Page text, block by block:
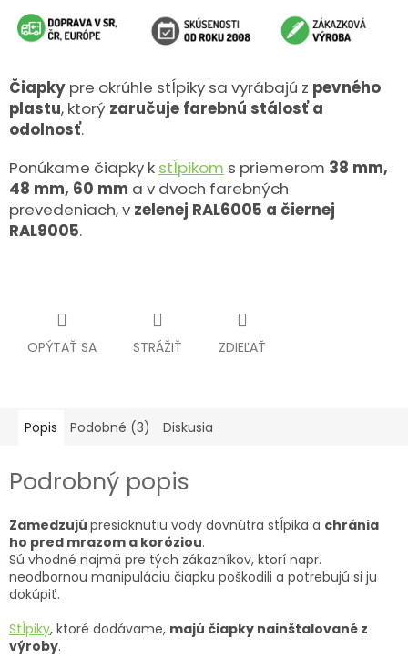
Čiapky pre okrúhle stĺpiky sa vyrábajú z pevného
plastu, ktorý zaručuje farebnú stálosť a
odolnosť.
Ponúkame čiapky k stĺpikom s priemerom 38 mm,
48 mm, 60 mm a v dvoch farebných
prevedeniach, v zelenej RAL6005 a čiernej
RAL9005.
OPÝTAŤ SA STRÁŽIŤ ZDIEĽAŤ
Popis Podobné (3) Diskusia
Podrobný popis
Zamedzujú presiaknutiu vody dovnútra stĺpika a chránia
ho pred mrazom a koróziou.
Sú vhodné najmä pre tých zákazníkov, ktorí napr.
neodbornou manipuláciu čiapku poškodili a potrebujú si ju
dokúpiť.
Stĺpiky, ktoré dodávame, majú čiapky nainštalované z
výroby.